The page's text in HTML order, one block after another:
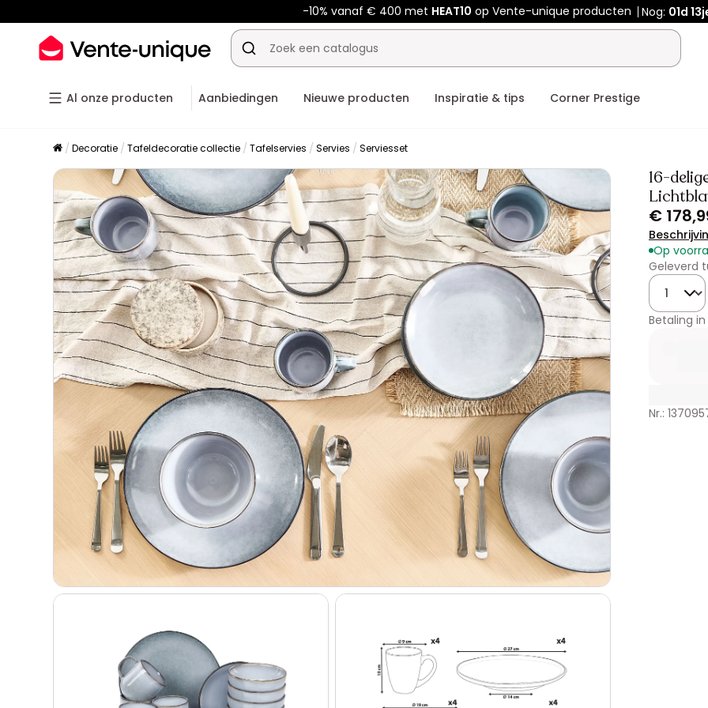
-10% vanaf € 400 met HEAT10 op Vente-unique producten Nog: 01d
Al onze producten Aanbiedingen Nieuwe producten Inspiratie & tips Corner Prestige
Decoratie Tafeldecoratie collectie Tafelservies Servies Serviesset
16-
€
Op
Geleverd
Betaling in
Nr.: